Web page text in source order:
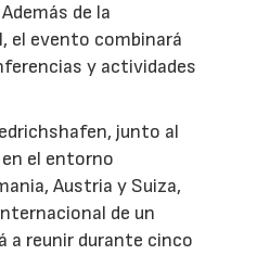
de la
el evento combinará
y actividades
junto al
el entorno
Austria y Suiza,
de un
a reunir durante cinco